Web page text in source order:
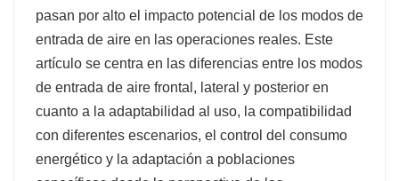
pasan por alto el impacto potencial de los modos de
entrada de aire en las operaciones reales. Este
artículo se centra en las diferencias entre los modos
de entrada de aire frontal, lateral y posterior en
cuanto a la adaptabilidad al uso, la compatibilidad
con diferentes escenarios, el control del consumo
energético y la adaptación a poblaciones